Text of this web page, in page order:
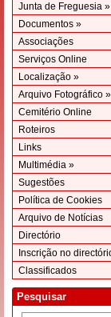
Junta de Freguesia »
Documentos »
Associações
Serviços Online
Localização »
Arquivo Fotográfico »
Cemitério Online
Roteiros
Links
Multimédia »
Sugestões
Política de Cookies
Arquivo de Notícias
Directório
Inscrição no
Classificados
Pesquisar